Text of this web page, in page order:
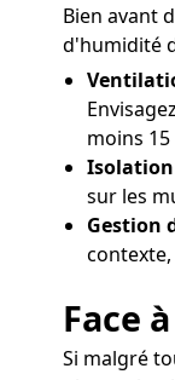
Bien avant
d'humidité
moins
sur les
Gestion
Face
Si malgré